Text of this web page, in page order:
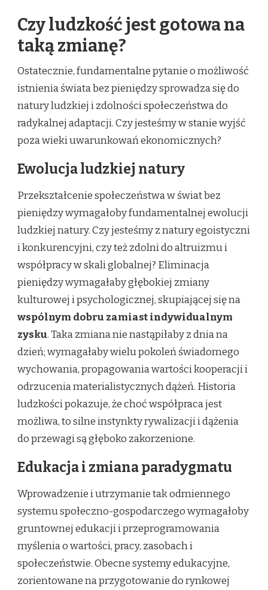
Czy ludzkość jest gotowa na
taką zmianę?
Ostatecznie, fundamentalne pytanie o możliwość
istnienia świata bez pieniędzy sprowadza się do
natury ludzkiej i zdolności społeczeństwa do
radykalnej adaptacji. Czy jesteśmy w stanie wyjść
poza wieki uwarunkowań ekonomicznych?
Ewolucja ludzkiej natury
Przekształcenie społeczeństwa w świat bez
pieniędzy wymagałoby fundamentalnej ewolucji
ludzkiej natury. Czy jesteśmy z natury egoistyczni
i konkurencyjni, czy też zdolni do altruizmu i
współpracy w skali globalnej? Eliminacja
pieniędzy wymagałaby głębokiej zmiany
kulturowej i psychologicznej, skupiającej się na
wspólnym dobru zamiast indywidualnym
zysku. Taka zmiana nie nastąpiłaby z dnia na
dzień; wymagałaby wielu pokoleń świadomego
wychowania, propagowania wartości kooperacji i
odrzucenia materialistycznych dążeń. Historia
ludzkości pokazuje, że choć współpraca jest
możliwa, to silne instynkty rywalizacji i dążenia
do przewagi są głęboko zakorzenione.
Edukacja i zmiana paradygmatu
Wprowadzenie i utrzymanie tak odmiennego
systemu społeczno-gospodarczego wymagałoby
gruntownej edukacji i przeprogramowania
myślenia o wartości, pracy, zasobach i
społeczeństwie. Obecne systemy edukacyjne,
zorientowane na przygotowanie do rynkowej